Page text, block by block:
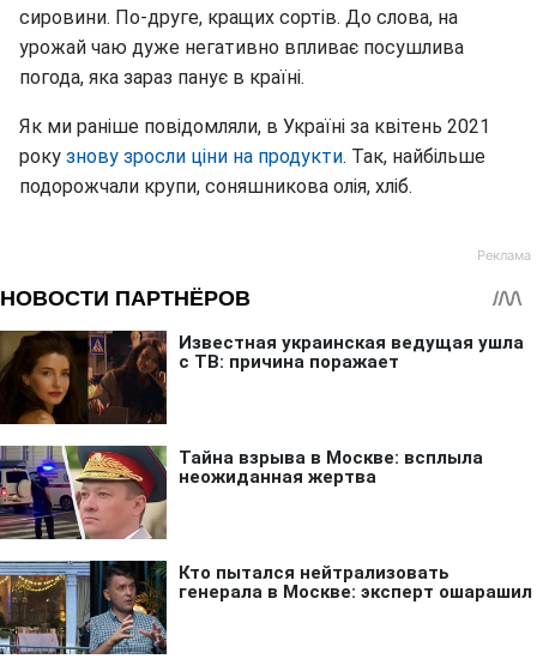
сировини. По-друге, кращих сортів. До слова, на
урожай чаю дуже негативно впливає посушлива
погода, яка зараз панує в країні.
Як ми раніше повідомляли, в Україні за квітень 2021
року знову зросли ціни на продукти. Так, найбільше
подорожчали крупи, соняшникова олія, хліб.